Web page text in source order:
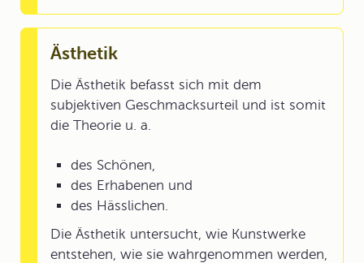
Ästhetik
Die Ästhetik befasst sich mit dem
subjektiven Geschmacksurteil und ist somit
die Theorie u. a.
des Schönen,
des Erhabenen und
des Hässlichen.
Die Ästhetik untersucht, wie Kunstwerke
entstehen, wie sie wahrgenommen werden,